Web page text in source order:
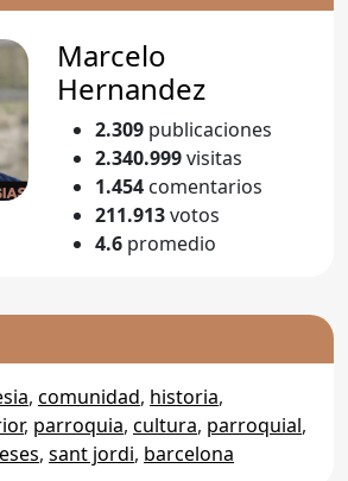
Marcelo
Hernandez
2.309 publicaciones
2.340.999visitas
1.454 comentarios
211.913votos
4.6 promedio
, comunidad, historia,
, parroquia, cultura, parroquial,
, sant jordi, barcelona